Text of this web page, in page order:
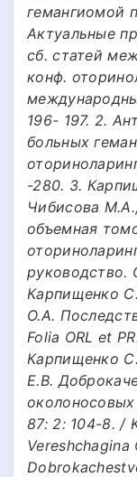
гемангиомой
Актуальные
сб. статей
конф.
196- 197. 2.
больных
-280. 3.
Чибисова
объемная
руководство.
Карпищенко
О.А.
Folia ORL et
Карпищенко
E.B.
87: 2: 104-8. /
Vereshchagina